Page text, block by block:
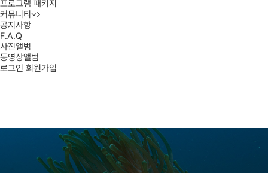
프로그램 패키지
커뮤니티
공지사항
F.A.Q
사진앨범
동영상앨범
로그인 회원가입